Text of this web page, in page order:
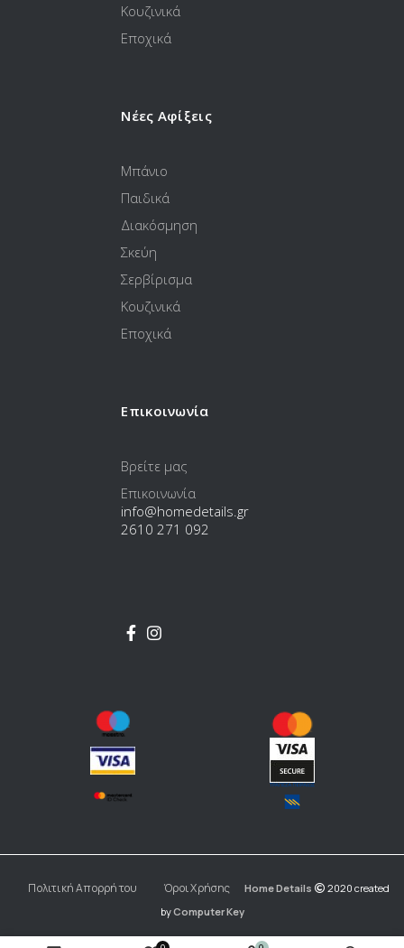
Κουζινικά
Εποχικά
Νέες Αφίξεις
Μπάνιο
Παιδικά
Διακόσμηση
Σκεύη
Σερβίρισμα
Κουζινικά
Εποχικά
Επικοινωνία
Βρείτε μας
Επικοινωνία
info@homedetails.gr
2610 271 092
Πολιτική Απορρήτου Όροι Χρήσης Home Details
2020 created
byComputer Key